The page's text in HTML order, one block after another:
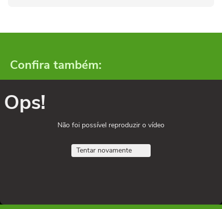
Confira também:
Ops!
Não foi possível reproduzir o vídeo
Tentar novamente